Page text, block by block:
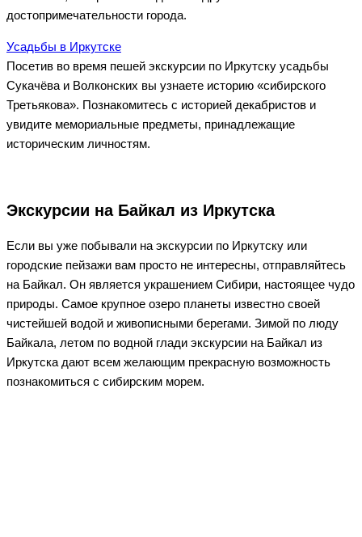
достопримечательности города.
Усадьбы в Иркутске
Посетив во время пешей экскурсии по Иркутску усадьбы
Сукачёва и Волконских вы узнаете историю «сибирского
Третьякова». Познакомитесь с историей декабристов и
увидите мемориальные предметы, принадлежащие
историческим личностям.
Экскурсии на Байкал из Иркутска
Если вы уже побывали на экскурсии по Иркутску или
городские пейзажи вам просто не интересны, отправляйтесь
на Байкал. Он является украшением Сибири, настоящее чудо
природы. Самое крупное озеро планеты известно своей
чистейшей водой и живописными берегами. Зимой по люду
Байкала, летом по водной глади экскурсии на Байкал из
Иркутска дают всем желающим прекрасную возможность
познакомиться с сибирским морем.